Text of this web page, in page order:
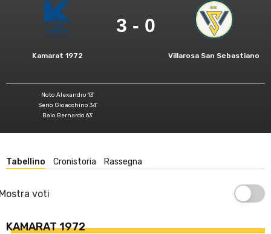
Kamarat 1972
3 - 0
Villarosa San Sebastiano
Noto Alexandro 13'
Serio Gioacchino 34'
Baio Bernardo 63'
Tabellino Cronistoria Rassegna
voti
KAMARAT 1972